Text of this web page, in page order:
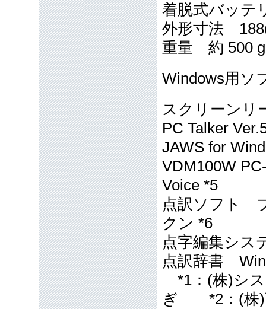
着脱式バッテ
外形寸法
重量 約 500 g
Windows用ソ
スクリーン
PC Talker
JAWS for
VDM100W
Voice *5
点訳ソフト
クン *6
点字編集シス
点訳辞書
*1：(株)シ
ぎ *2：(株)